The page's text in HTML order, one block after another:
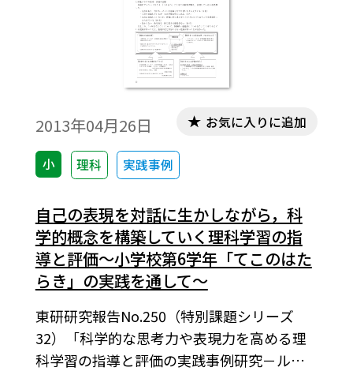
2013年04月26日
小 理科 実践事例
お気に入りに追加
自己の表現を対話に生かしながら，科
学的概念を構築していく理科学習の指
導と評価～小学校第6学年「てこのはた
らき」の実践を通して～
東研研究報告No.250（特別課題シリーズ
32）「科学的な思考力や表現力を高める理
科学習の指導と評価の実践事例研究－ルー